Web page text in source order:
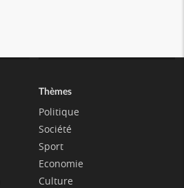
Thèmes
Politique
Société
Sport
Economie
Culture